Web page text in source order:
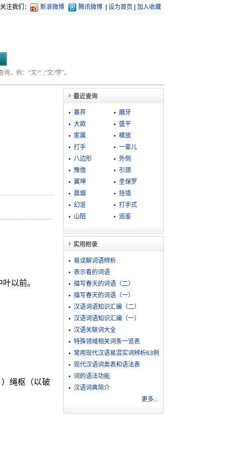
关注我们： 新浪微博 腾讯微博 设为首页 加入收藏
，例：“文?” ;“文?学”。
以前。
）绳枢（以破
最近查询
暴弃
磨牙
大欲
盛平
家属
模放
打手
一辈儿
八边形
外侧
豫借
引颈
翼坤
圣保罗
晨烟
挂墙
幻沤
打手式
山阻
追鉴
实用附录
易误解词语辨析
表示看的词语
描写春天的词语（二）
描写春天的词语（一）
汉语词语知识汇编（二）
汉语词语知识汇编（一）
汉语关联词大全
特殊领域相关词条一览表
常用现代汉语易混实词辨析63例
现代汉语词类表和语法表
词的语法功能
汉语词典简介
更多...